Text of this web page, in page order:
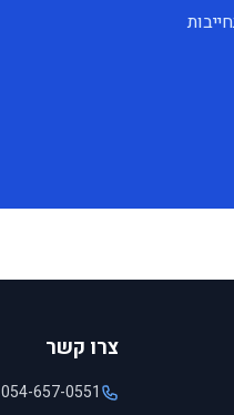
צרו קשר
054-657-0551